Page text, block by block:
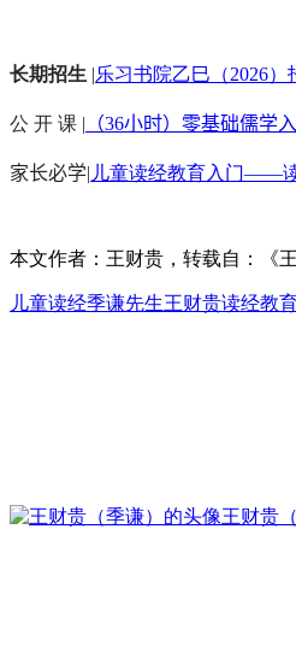
长期招生 |乐习书院乙巳（2026）
公 开 课 | （36小时）零基础儒学
家长必学| 儿童读经教育入门——
本文作者：王财贵，转载自：《
儿童读经季谦先生王财贵读经教
王财贵